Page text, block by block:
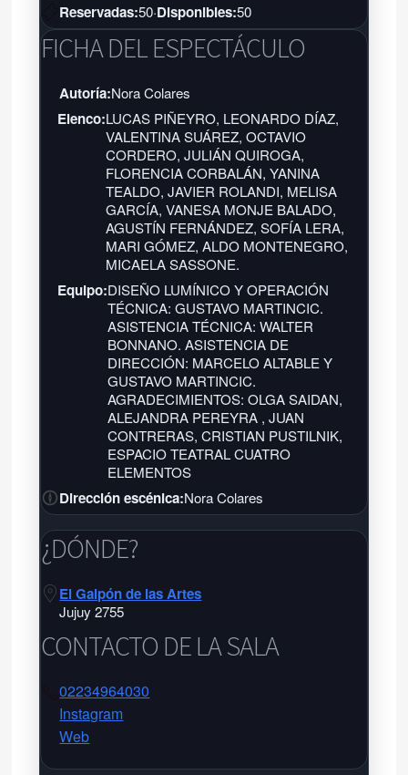
Reservadas:50·Disponibles:50
FICHA DEL ESPECTÁCULO
Autoría:Nora Colares
Elenco:LUCAS PIÑEYRO, LEONARDO DÍAZ,
VALENTINA SUÁREZ, OCTAVIO
CORDERO, JULIÁN QUIROGA,
FLORENCIA CORBALÁN, YANINA
TEALDO, JAVIER ROLANDI, MELISA
GARCÍA, VANESA MONJE BALADO,
AGUSTÍN FERNÁNDEZ, SOFÍA LERA,
MARI GÓMEZ, ALDO MONTENEGRO,
MICAELA SASSONE.
Equipo:DISEÑO LUMÍNICO Y OPERACIÓN
TÉCNICA: GUSTAVO MARTINCIC.
ASISTENCIA TÉCNICA: WALTER
BONNANO. ASISTENCIA DE
DIRECCIÓN: MARCELO ALTABLE Y
GUSTAVO MARTINCIC.
AGRADECIMIENTOS: OLGA SAIDAN,
ALEJANDRA PEREYRA , JUAN
CONTRERAS, CRISTIAN PUSTILNIK,
ESPACIO TEATRAL CUATRO
ELEMENTOS
Dirección escénica:Nora Colares
¿DÓNDE?
El Galpón de las Artes
Jujuy 2755
CONTACTO DE LA SALA
02234964030
Instagram
Web